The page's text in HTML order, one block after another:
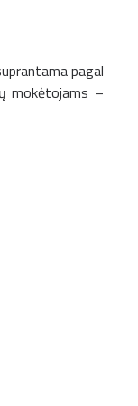
pagal
mokėtojams –